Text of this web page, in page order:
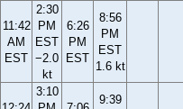
11:42
AM
EST
2:30
PM
EST
−2.0
kt
6:26
PM
EST
8:56
PM
EST
1.6 kt
3:10
9:39